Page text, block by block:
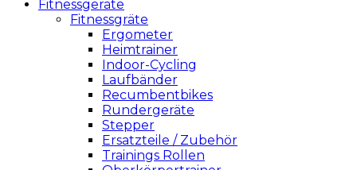
Fitnessgeräte
Fitnessgräte
Ergometer
Heimtrainer
Indoor-Cycling
Laufbänder
Recumbentbikes
Rundergeräte
Stepper
Ersatzteile / Zubehör
Trainings Rollen